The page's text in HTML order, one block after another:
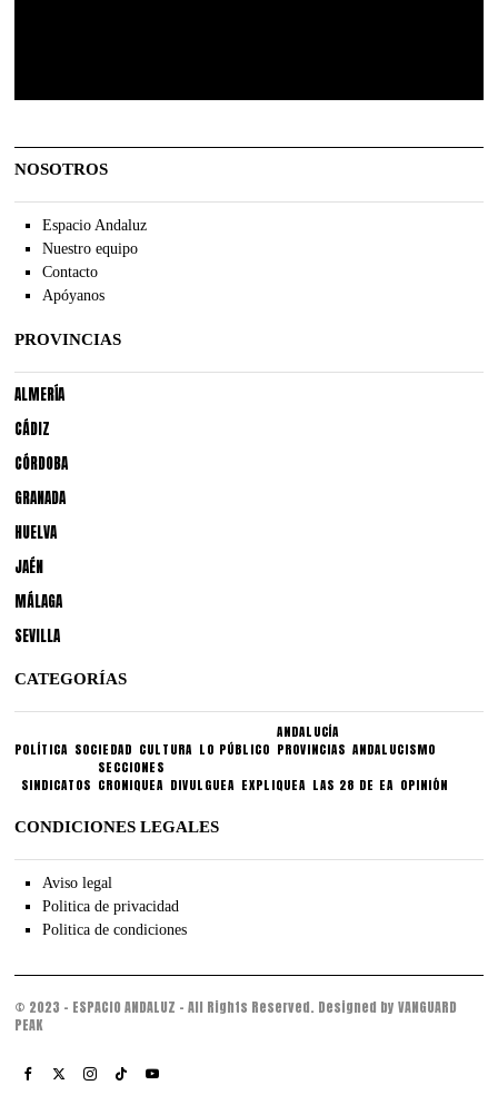
NOSOTROS
Espacio Andaluz
Nuestro equipo
Contacto
Apóyanos
PROVINCIAS
ALMERÍA
CÁDIZ
CÓRDOBA
GRANADA
HUELVA
JAÉN
MÁLAGA
SEVILLA
CATEGORÍAS
POLÍTICA SOCIEDAD CULTURA LO PÚBLICO
ANDALUCÍA
PROVINCIAS ANDALUCISMO
SINDICATOS
SECCIONES
CRONIQUEA DIVULGUEA EXPLIQUEA LAS 28 DE EA OPINIÓN
CONDICIONES LEGALES
Aviso legal
Politica de privacidad
Politica de condiciones
© 2023 - ESPACIO ANDALUZ - All Rights Reserved. Designed by VANGUARD
PEAK